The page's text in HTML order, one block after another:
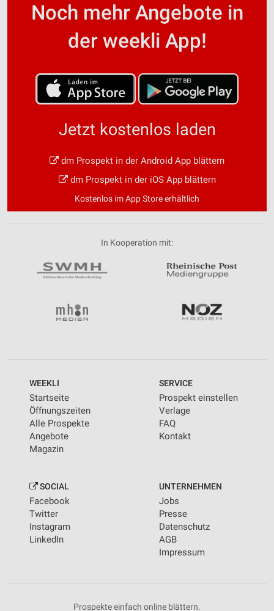
Noch mehr Angebote in
der weekli App!
Jetzt kostenlos laden
dm Prospekt in der Android App blättern
dm Prospekt in der iOS App blättern
Kostenlos im App Store erhältlich
In Kooperation mit:
WEEKLI
Startseite
Öffnungszeiten
Alle Prospekte
Angebote
Magazin
SERVICE
Prospekt einstellen
Verlage
FAQ
Kontakt
SOCIAL
Facebook
Twitter
Instagram
LinkedIn
UNTERNEHMEN
Jobs
Presse
Datenschutz
AGB
Impressum
Prospekte einfach online blättern.